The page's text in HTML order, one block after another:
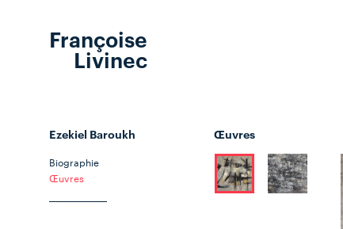
Françoise
Livinec
Ezekiel Baroukh
Biographie
Œuvres
Œuvres